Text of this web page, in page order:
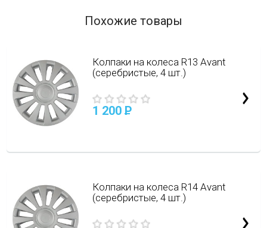
Похожие товары
Колпаки на колеса R13 Avant
(серебристые, 4 шт.)
1 200 P
Колпаки на колеса R14 Avant
(серебристые, 4 шт.)